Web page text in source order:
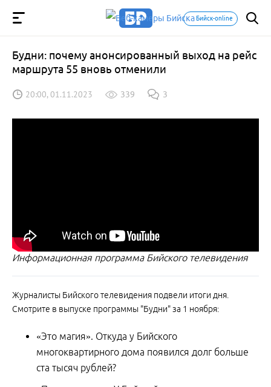
Бийск-online
Будни: почему анонсированный выход на рейс
маршрута 55 вновь отменили
20:00, 01.11.2023 339 3
Информационная программа Бийского телевидения
Журналисты Бийского телевидения подвели итоги дня.
Смотрите в выпуске программы "Будни" за 1 ноября:
«Это магия». Откуда у Бийского
многоквартирного дома появился долг больше
ста тысяч рублей?